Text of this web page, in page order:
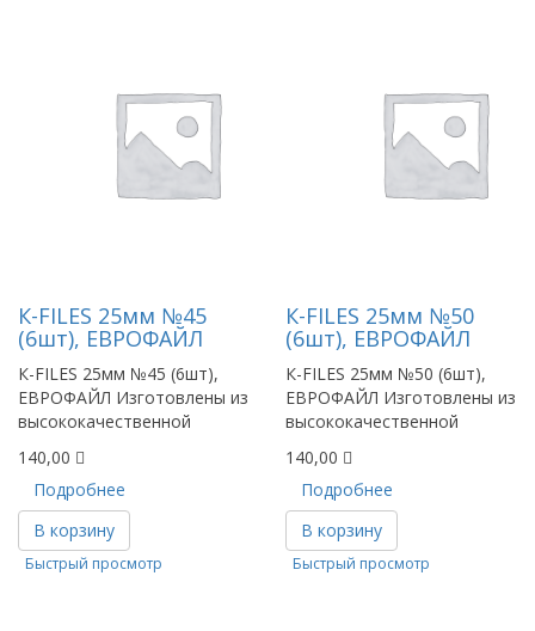
К-FILES 25мм №45
(6шт), ЕВРОФАЙЛ
К-FILES 25мм №45 (6шт),
ЕВРОФАЙЛ Изготовлены из
высококачественной
140,00
Подробнее
В корзину
К-FILES 25мм №50
(6шт), ЕВРОФАЙЛ
К-FILES 25мм №50 (6шт),
ЕВРОФАЙЛ Изготовлены из
высококачественной
140,00
Подробнее
В корзину
Быстрый просмотр Быстрый просмотр